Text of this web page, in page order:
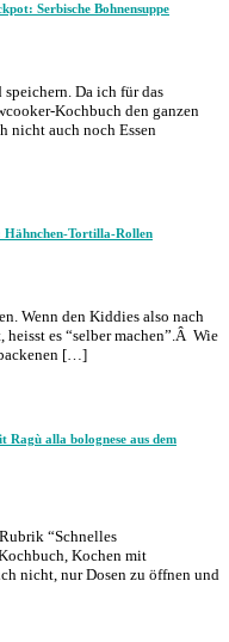
Serbische Bohnensuppe
Da ich für das
Kochbuch den ganzen
nicht auch noch Essen
Tortilla-Rollen
Wenn den Kiddies also nach
es “selber machen”.Â Wie
[…]
Ragù alla bolognese aus dem
“Schnelles
Kochen mit
nicht, nur Dosen zu öffnen und